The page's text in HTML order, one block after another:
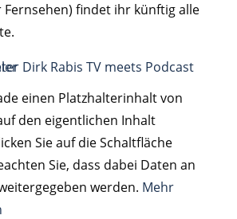
findet ihr künftig alle
einen Platzhalterinhalt von
den eigentlichen Inhalt
Sie auf die Schaltfläche
Sie, dass dabei Daten an
werden. Mehr